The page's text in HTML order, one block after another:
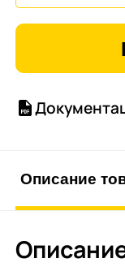
Описание